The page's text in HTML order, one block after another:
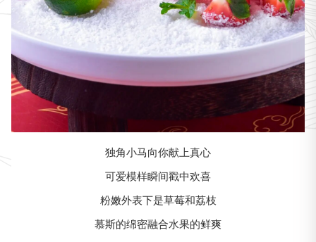
独角小马向你献上真心
可爱模样瞬间戳中欢喜
粉嫩外表下是草莓和荔枝
慕斯的绵密融合水果的鲜爽